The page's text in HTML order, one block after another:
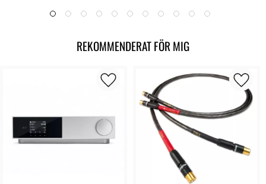
REKOMMENDERAT FÖR MIG